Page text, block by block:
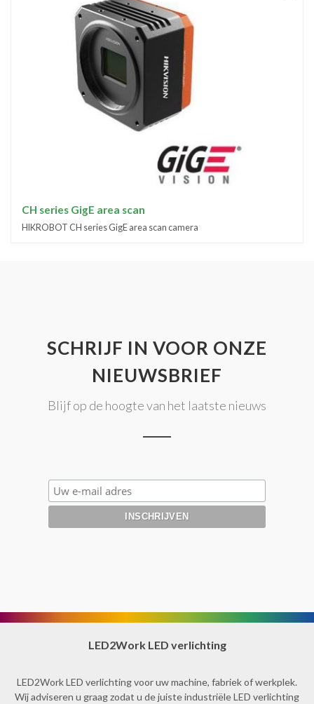
CH series GigE area scan
HIKROBOT CH series GigE area scan camera
SCHRIJF IN VOOR ONZE
NIEUWSBRIEF
Blijf op de hoogte van het laatste nieuws
LED2Work LED verlichting
LED2Work LED verlichting voor uw machine, fabriek of werkplek.
Wij adviseren u graag zodat u de juiste industriële LED verlichting